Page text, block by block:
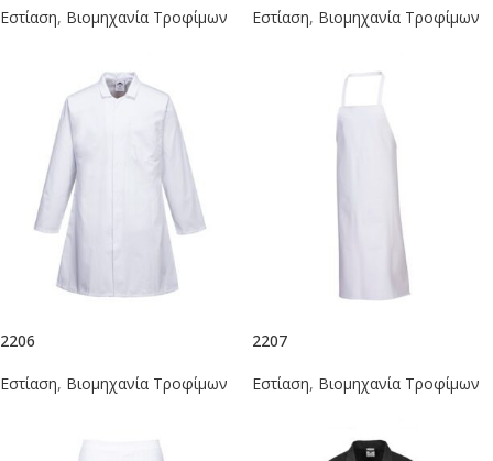
Εστίαση, Βιομηχανία Τροφίμων Εστίαση, Βιομηχανία Τροφίμων
2206
Εστίαση, Βιομηχανία Τροφίμων
2207
Εστίαση, Βιομηχανία Τροφίμων